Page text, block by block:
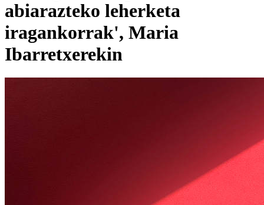
abiarazteko leherketa
iragankorrak', Maria
Ibarretxerekin